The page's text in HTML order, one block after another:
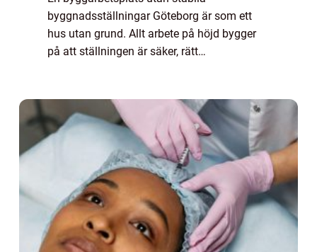
byggnadsställningar Göteborg är som ett
hus utan grund. Allt arbete på höjd bygger
på att ställningen är säker, rätt